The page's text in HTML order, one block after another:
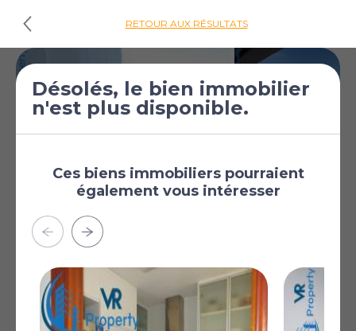
RETOUR AUX RÉSULTATS
Appartement de 4
chambres à vendre
€95 000
[£82 702]
Désolés, le bien immobilier
n'est plus disponible.
Ces biens immobiliers pourraient
également vous intéresser